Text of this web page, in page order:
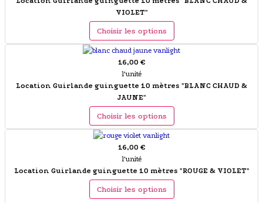
VIOLET"
Choisir les options
16,00 €
l'unité
Location Guirlande guinguette 10 mètres "BLANC CHAUD &
JAUNE"
Choisir les options
16,00 €
l'unité
Location Guirlande guinguette 10 mètres "ROUGE & VIOLET"
Choisir les options